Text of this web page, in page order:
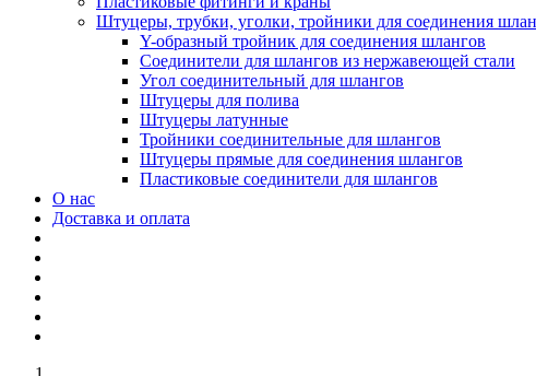
Штуцеры, трубки, уголки, тройники для соединения
Y-образный тройник для соединения шлангов
Соединители для шлангов из нержавеющей стали
Угол соединительный для шлангов
Штуцеры для полива
Штуцеры латунные
Тройники соединительные для шлангов
Штуцеры прямые для соединения шлангов
Пластиковые соединители для шлангов
О нас
Доставка и оплата